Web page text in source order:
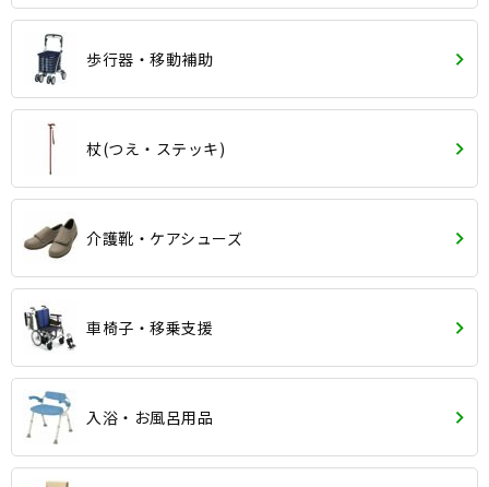
歩行器・移動補助
杖(つえ・ステッキ)
介護靴・ケアシューズ
車椅子・移乗支援
入浴・お風呂用品